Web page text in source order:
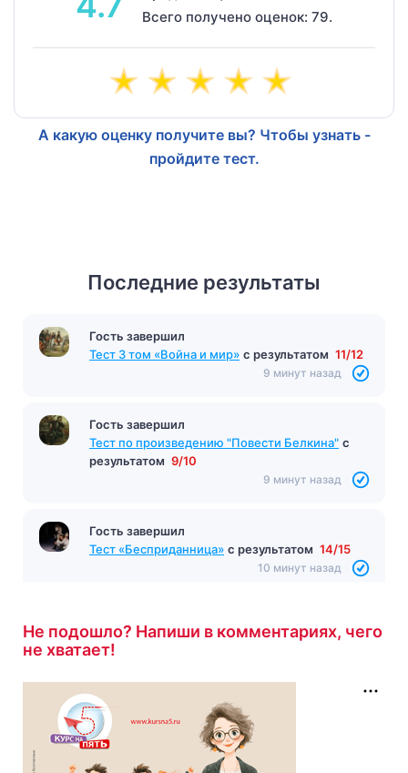
Всего получено оценок: 79.
А какую оценку получите вы? Чтобы узнать -
пройдите тест.
Последние результаты
Гость завершил
Тест 3 том «Война и мир» с результатом 11/12
9 минут назад
Гость завершил
Тест по произведению "Повести Белкина" с
результатом 9/10
9 минут назад
Гость завершил
Тест «Бесприданница» с результатом 14/15
10 минут назад
Не подошло? Напиши в комментариях, чего
не хватает!